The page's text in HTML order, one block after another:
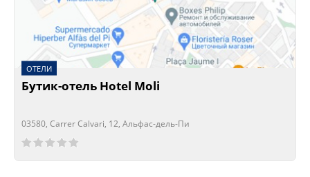
ОТЕЛИ
Бутик-отель Hotel Moli
03580, Carrer Calvari, 12, Альфас-дель-Пи
Сейчас открыто!
Сейчас закрыто!